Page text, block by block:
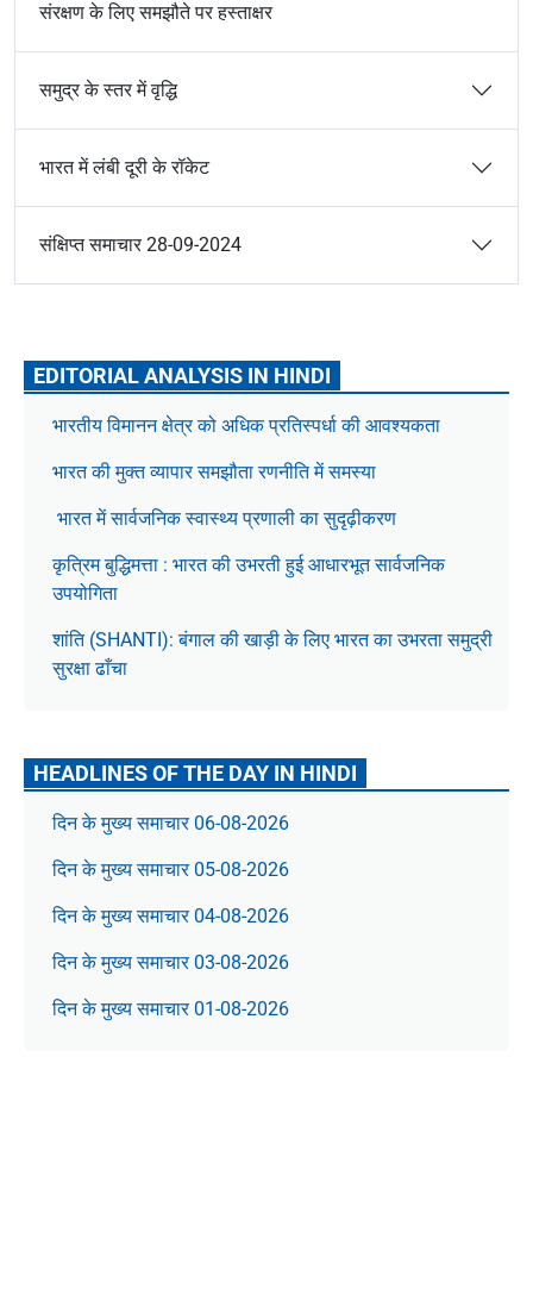
संरक्षण के लिए समझौते पर हस्ताक्षर
समुद्र के स्तर में वृद्धि
भारत में लंबी दूरी के रॉकेट
संक्षिप्त समाचार 28-09-2024
EDITORIAL ANALYSIS IN HINDI
भारतीय विमानन क्षेत्र को अधिक प्रतिस्पर्धा की आवश्यकता
भारत की मुक्त व्यापार समझौता रणनीति में समस्या
भारत में सार्वजनिक स्वास्थ्य प्रणाली का सुदृढ़ीकरण
कृत्रिम बुद्धिमत्ता : भारत की उभरती हुई आधारभूत सार्वजनिक
उपयोगिता
शांति (SHANTI): बंगाल की खाड़ी के लिए भारत का उभरता समुद्री
सुरक्षा ढाँचा
HEADLINES OF THE DAY IN HINDI
दिन के मुख्य समाचार 06-08-2026
दिन के मुख्य समाचार 05-08-2026
दिन के मुख्य समाचार 04-08-2026
दिन के मुख्य समाचार 03-08-2026
दिन के मुख्य समाचार 01-08-2026